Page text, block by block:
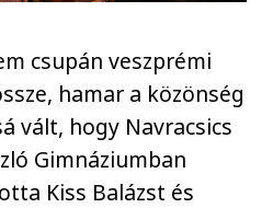
csupán veszprémi
hamar a közönség
vált, hogy Navracsics
Gimnáziumban
Kiss Balázst és